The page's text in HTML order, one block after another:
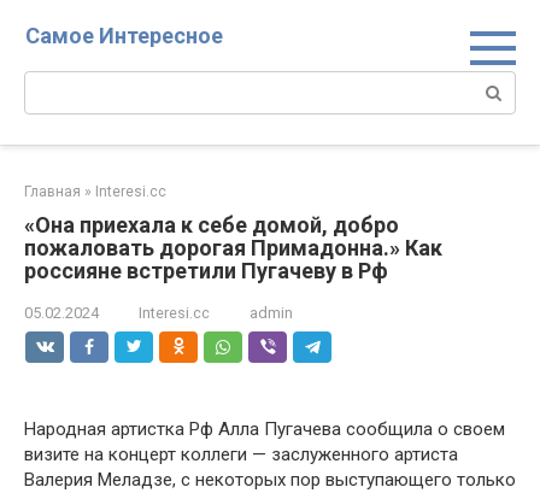
Самое Интересное
Поиск:
Главная » Interesi.cc
«Oна приехала к себе домой, добро
пожаловать дорогая Примадонна.» Как
россияне встретили Пугачеву в Рф
05.02.2024 Interesi.cc admin
Народная артистка Рф Алла Пугачева сообщила о своем
визите на концерт коллеги — заслуженного артиста
Валерия Меладзе, с некоторых пор выступающего только